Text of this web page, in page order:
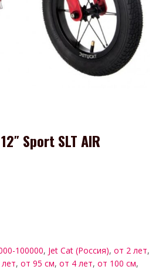
Sport SLT AIR
100000, Jet Cat (Россия), от 2 лет,
, от 95 см, от 4 лет, от 100 см,